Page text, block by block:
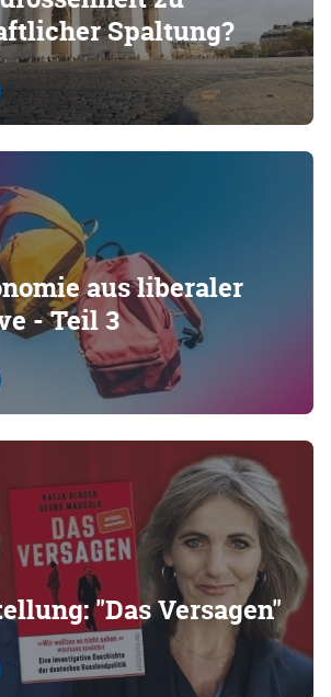
Spaltung?
aus liberaler
- Teil 3
"Das Versagen"